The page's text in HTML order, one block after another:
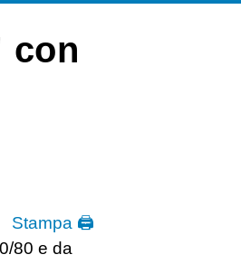
con
Stampa 🖨
80 e da